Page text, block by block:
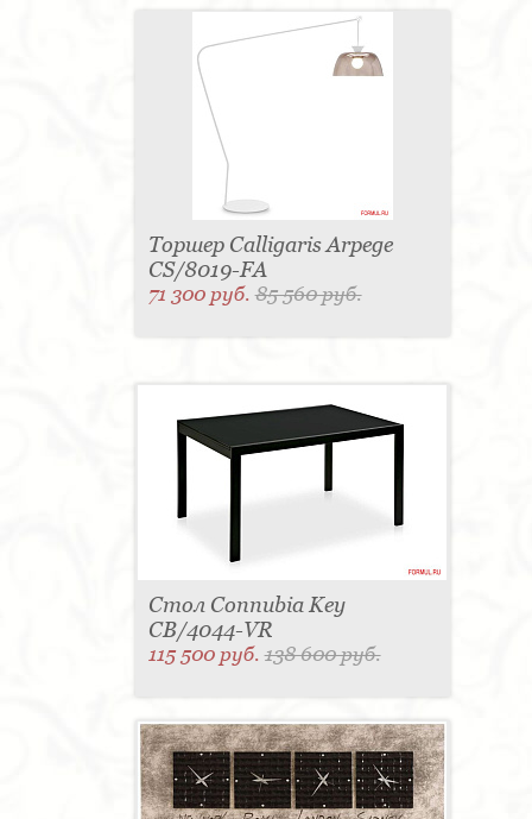
Торшер Calligaris Arpege
CS/8019-FA
71 300 руб.85 560 руб.
Стол Connubia Key
CB/4044-VR
115 500 руб.138 600 руб.